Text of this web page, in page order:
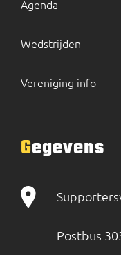
Agenda
Wedstrijden
Vereniging info
Gegevens
Postbus